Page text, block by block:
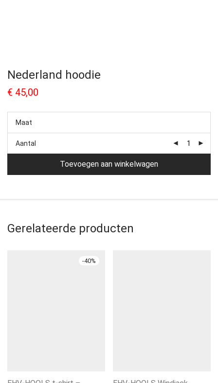
Nederland hoodie
€ 45,00
Maat
Aantal
Toevoegen aan winkelwagen
Gerelateerde producten
-40%